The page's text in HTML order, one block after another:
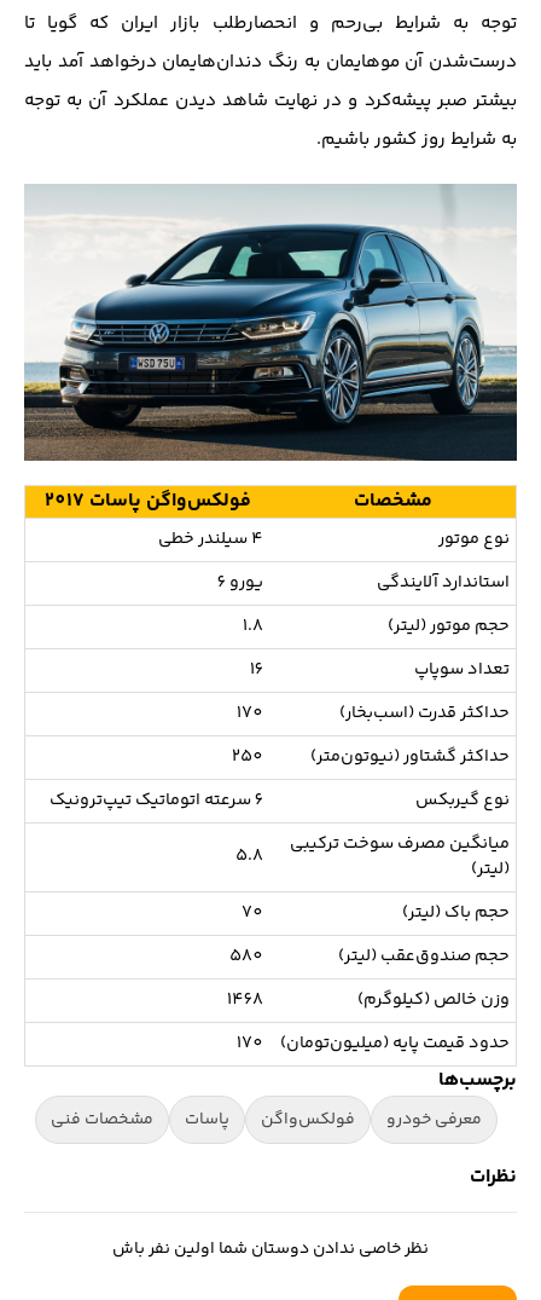
توجه به شرایط بی‌رحم و انحصارطلب بازار ایران که گویا تا
درست‌شدن آن موهایمان به رنگ‌ دندان‌هایمان در‌خواهد آمد باید
بیشتر صبر پیشه‌کرد و در نهایت شاهد دیدن عملکرد آن به توجه
به شرایط روز کشور باشیم.
مشخصات فولکس‌واگن پاسات 2017
نوع موتور
4 سیلندر خطی
استاندارد آلایندگی
یورو 6
حجم موتور (لیتر)
1.8
تعداد سوپاپ
16
حداکثر قدرت (اسب‌بخار)
170
حداکثر گشتاور (نیوتون‌متر)
250
نوع گیربکس
6 سرعته اتوماتیک تیپ‌ترونیک
میانگین مصرف سوخت ترکیبی
(لیتر)
5.8
حجم باک (لیتر)
70
حجم صندوق‌عقب (لیتر)
580
وزن خالص (کیلوگرم)
1468
حدود قیمت پایه (میلیون‌تومان)
170
برچسب‌ها
معرفی خودرو فولکس‌واگن پاسات مشخصات فنی
نظرات
نظر خاصی ندادن دوستان شما اولین نفر باش